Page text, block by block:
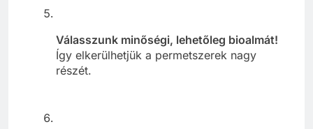
Válasszunk minőségi, lehetőleg bioalmát!
Így elkerülhetjük a permetszerek nagy
részét.